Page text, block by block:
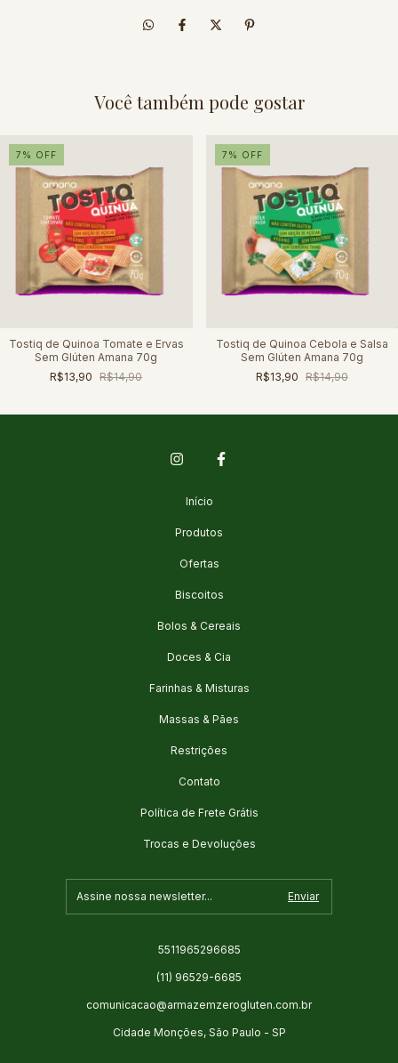
Você também pode gostar
7 % OFF
Tostiq de Quinoa Tomate e Ervas
Sem Glúten Amana 70g
R$13,90
R$14,90
7 % OFF
Tostiq de Quinoa Cebola e Salsa
Sem Glúten Amana 70g
R$13,90 R$14,90
Início
Produtos
Ofertas
Biscoitos
Bolos & Cereais
Doces & Cia
Farinhas & Misturas
Massas & Pães
Restrições
Contato
Política de Frete Grátis
Trocas e Devoluções
5511965296685
(11) 96529-6685
comunicacao@armazemzerogluten.com.br
Cidade Monções, São Paulo - SP